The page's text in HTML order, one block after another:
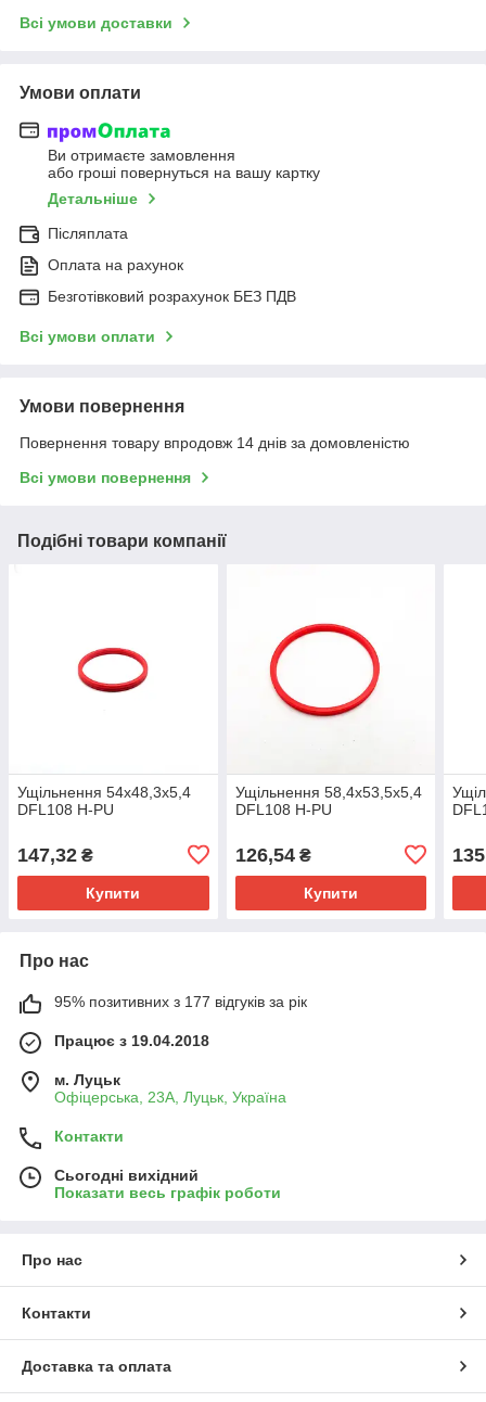
Всі умови доставки
Умови оплати
Ви отримаєте замовлення
або гроші повернуться на вашу картку
Детальніше
Післяплата
Оплата на рахунок
Безготівковий розрахунок БЕЗ ПДВ
Всі умови оплати
Умови повернення
Повернення товару впродовж 14 днів за домовленістю
Всі умови повернення
Подібні товари компанії
Ущільнення 54х48,3х5,4
DFL108 H-PU
147,32 ₴
Купити
Ущільнення 58,4х53,5х5,4
DFL108 H-PU
126,54₴
Купити
Про нас
95% позитивних з 177 відгуків за рік
Працює з 19.04.2018
м. Луцьк
Офіцерська, 23А, Луцьк, Україна
Контакти
Сьогодні вихідний
Показати весь графік роботи
Про нас
Контакти
Доставка та оплата